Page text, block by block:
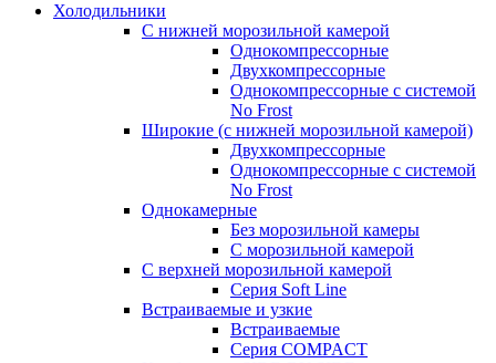
Холодильники
С нижней морозильной камерой
Однокомпрессорные
Двухкомпрессорные
Однокомпрессорные с системой
No Frost
Широкие (с нижней морозильной камерой)
Двухкомпрессорные
Однокомпрессорные с системой
No Frost
Однокамерные
Без морозильной камеры
С морозильной камерой
С верхней морозильной камерой
Серия Soft Line
Встраиваемые и узкие
Встраиваемые
Серия СOMPACT